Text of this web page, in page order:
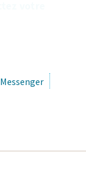
Messenger